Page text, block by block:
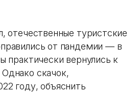
отечественные туристские
от пандемии — в
практически вернулись к
скачок,
году, объяснить